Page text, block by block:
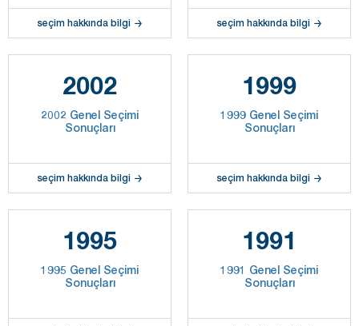
seçim hakkında bilgi seçim hakkında bilgi
2002
2002 Genel Seçimi
Sonuçları
seçim hakkında bilgi
1999
1999 Genel Seçimi
Sonuçları
seçim hakkında bilgi
1995
1995 Genel Seçimi
Sonuçları
1991
1991 Genel Seçimi
Sonuçları